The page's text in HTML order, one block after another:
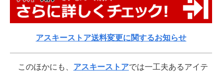
アスキーストア送料変更に関するお知らせ
このほかにも、 アスキーストアでは一工夫あるアイテ